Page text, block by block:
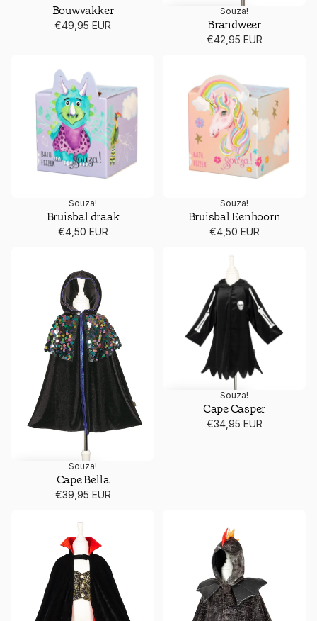
Bouwvakker
€49,95 EUR
TIP: JULIE VAN HUFFEL
Souza!
Brandweer
€42,95 EUR
TIJDELIJK UITVERKOCHT
Souza!
Bruisbal draak
€4,50 EUR
TIJDELIJK UITVERKOCHT
Souza!
Bruisbal Eenhoorn
€4,50 EUR
Souza!
Cape Bella
€39,95 EUR
Souza!
Cape Casper
€34,95 EUR